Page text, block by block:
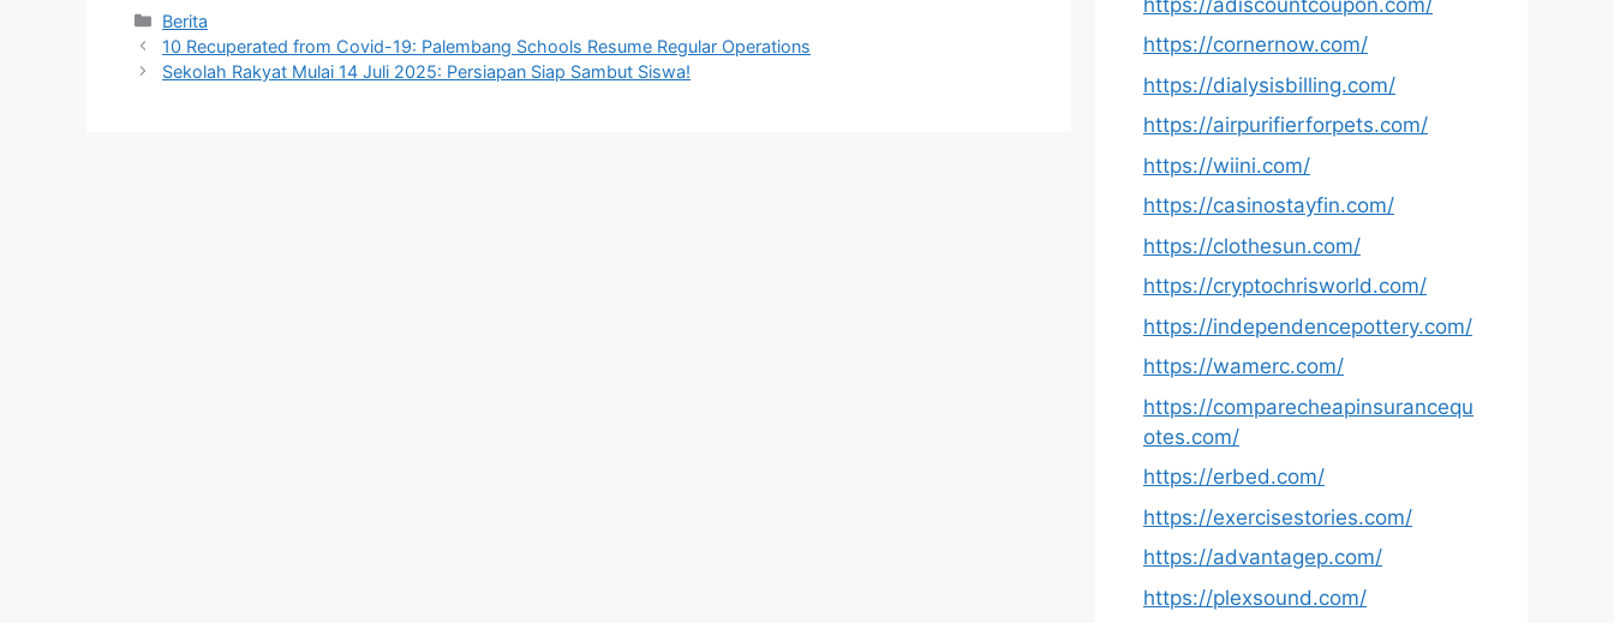
Kategori
Berita
10 Recuperated from Covid-19: Palembang Schools Resume Regular Operations
Sekolah Rakyat Mulai 14 Juli 2025: Persiapan Siap Sambut Siswa!
https://cornernow.com/
https://dialysisbilling.com/
https://airpurifierforpets.com/
https://wiini.com/
https://casinostayfin.com/
https://clothesun.com/
https://cryptochrisworld.com/
https://independencepottery.com/
https://wamerc.com/
https://comparecheapinsurancequ
otes.com/
https://erbed.com/
https://exercisestories.com/
https://advantagep.com/
https://plexsound.com/